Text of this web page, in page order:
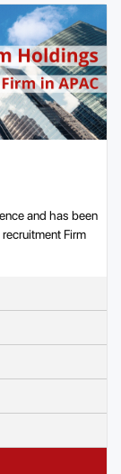
and has been
Firm